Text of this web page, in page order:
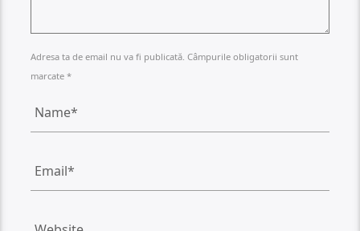
Adresa ta de email nu va fi publicată. Câmpurile obligatorii sunt
marcate *